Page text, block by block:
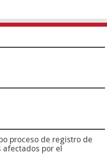
proceso de registro de
afectados por el